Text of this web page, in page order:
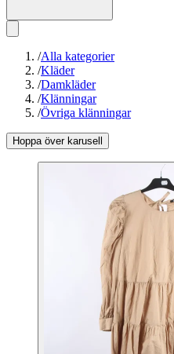
/Alla kategorier
/Kläder
/Damkläder
/Klänningar
/Övriga klänningar
Hoppa över karusell